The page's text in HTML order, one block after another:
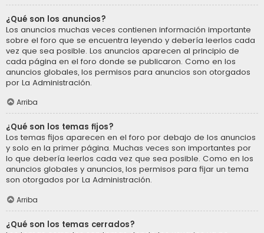
¿Qué son los anuncios?
Los anuncios muchas veces contienen información importante
sobre el foro que se encuentra leyendo y debería leerlos cada
vez que sea posible. Los anuncios aparecen al principio de
cada página en el foro donde se publicaron. Como en los
anuncios globales, los permisos para anuncios son otorgados
por La Administración.
Arriba
¿Qué son los temas fijos?
Los temas fijos aparecen en el foro por debajo de los anuncios
y solo en la primer página. Muchas veces son importantes por
lo que debería leerlos cada vez que sea posible. Como en los
anuncios globales y anuncios, los permisos para fijar un tema
son otorgados por La Administración.
Arriba
¿Qué son los temas cerrados?